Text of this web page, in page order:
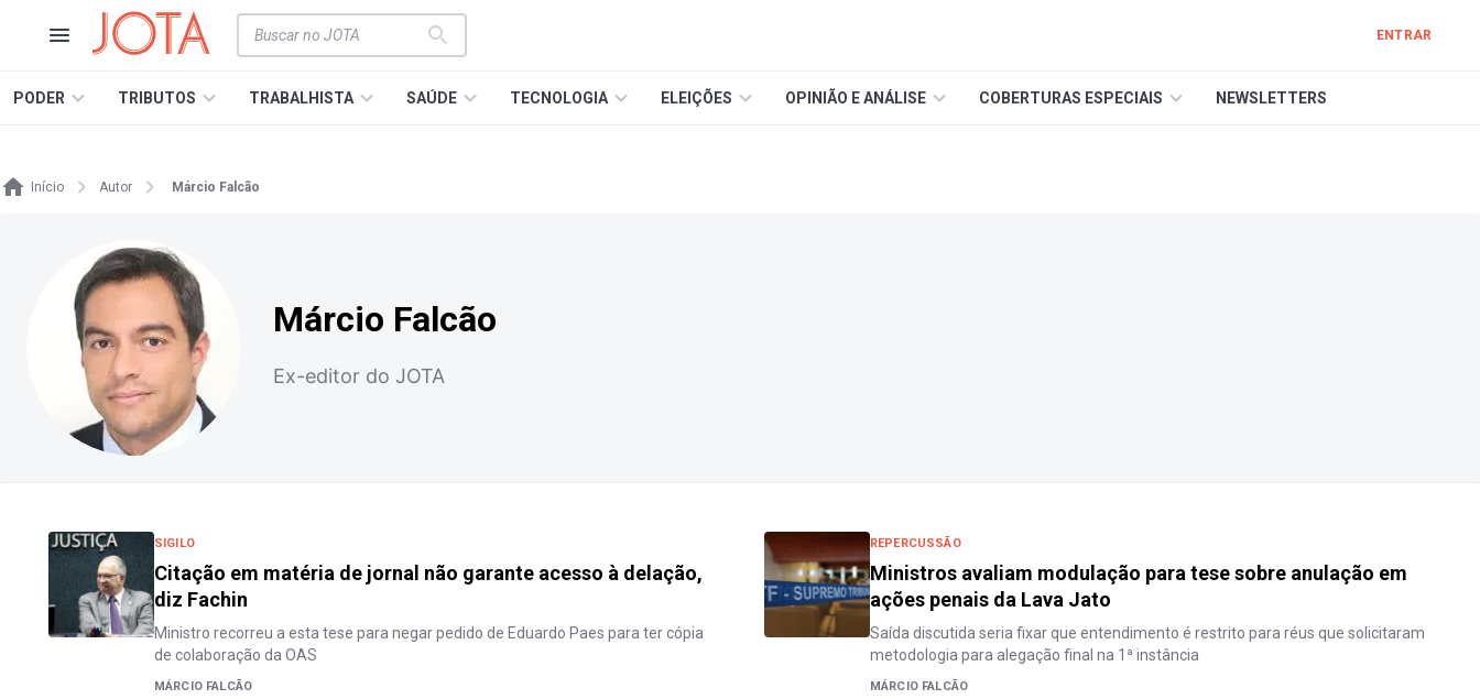
ENTRAR
PODER TRIBUTOS TRABALHISTA SAÚDE TECNOLOGIA ELEIÇÕES OPINIÃO E ANÁLISE COBERTURAS ESPECIAIS NEWSLETTERS
Início Autor Márcio Falcão
Márcio Falcão
Ex-editor do JOTA
SIGILO
Citação em matéria de jornal não garante acesso à delação,
diz Fachin
Ministro recorreu a esta tese para negar pedido de Eduardo Paes para ter cópia
de colaboração da OAS
MÁRCIO FALCÃO
REPERCUSSÃO
Ministros avaliam modulação para tese sobre anulação em
ações penais da Lava Jato
Saída discutida seria fixar que entendimento é restrito para réus que solicitaram
metodologia para alegação final na 1ª instância
MÁRCIO FALCÃO